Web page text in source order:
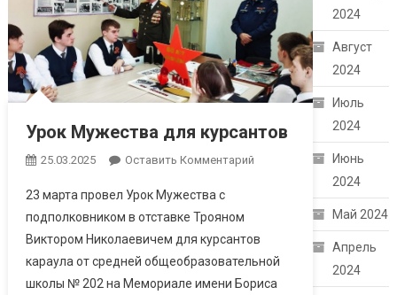
Урок Мужества для курсантов
25.03.2025 Оставить Комментарий
23 марта провел Урок Мужества с
подполковником в отставке Трояном
Виктором Николаевичем для курсантов
караула от средней общеобразовательной
школы № 202 на Мемориале имени Бориса
2024
Август
2024
Июль
2024
Июнь
2024
Май 2024
Апрель
2024